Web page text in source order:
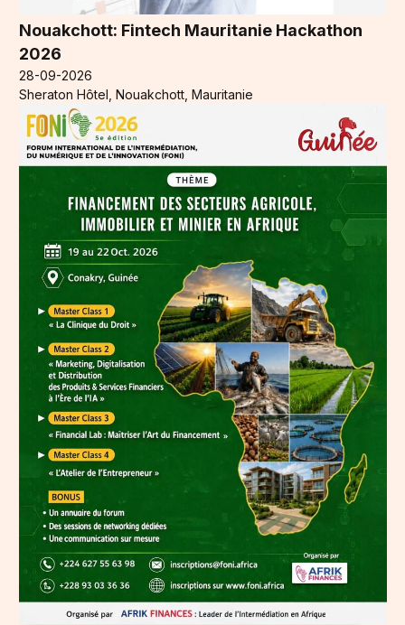
Nouakchott: Fintech Mauritanie Hackathon
2026
28-09-2026
Sheraton Hôtel, Nouakchott, Mauritanie